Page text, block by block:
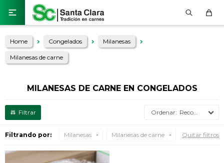

Home Congelados Milanesas
Milanesas de carne
MILANESAS DE CARNE EN CONGELADOS
Recomendados
Filtrando por: Milanesas Milanesas de carne Quitar filtros